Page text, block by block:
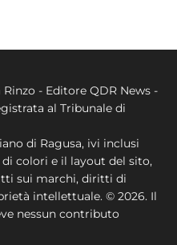
- Editore QDR News -
al Tribunale di
di Ragusa, ivi inclusi
colori e il layout del sito,
sui marchi, diritti di
intellettuale. © 2026. Il
nessun contributo